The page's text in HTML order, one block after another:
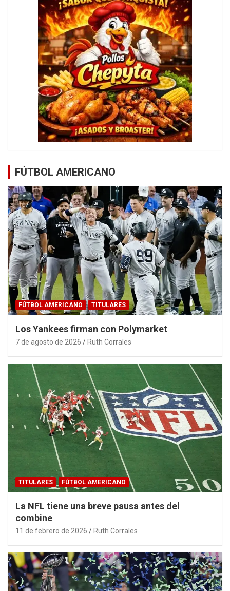
FÚTBOL AMERICANO
FÚTBOL AMERICANO TITULARES
Los Yankees firman con Polymarket
7 de agosto de 2026 Ruth Corrales
TITULARES FÚTBOL AMERICANO
La NFL tiene una breve pausa antes del
combine
11 de febrero de 2026 Ruth Corrales